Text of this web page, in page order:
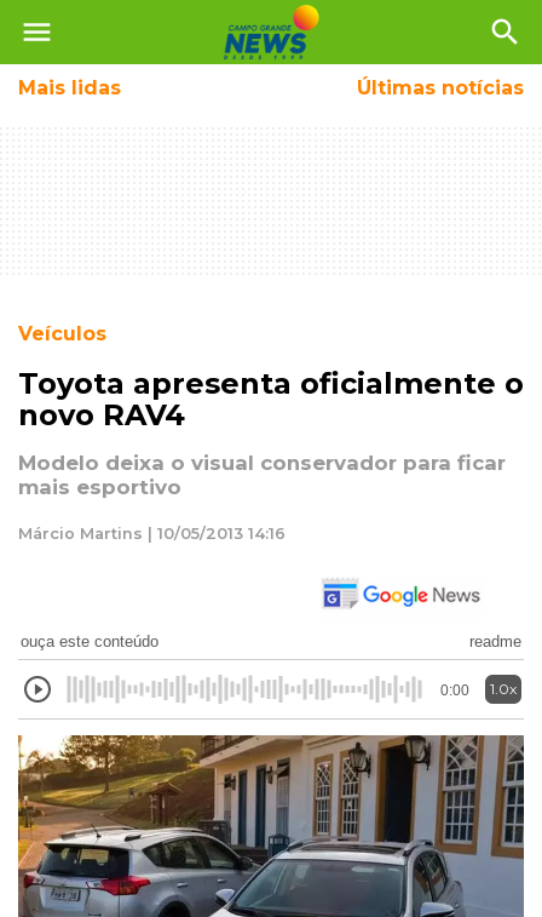
menu search
Mais lidas Últimas notícias
Veículos
Toyota apresenta oficialmente o
novo RAV4
Modelo deixa o visual conservador para ficar
mais esportivo
Márcio Martins | 10/05/2013 14:16
ouça este conteúdo readme
0:00 1.0x